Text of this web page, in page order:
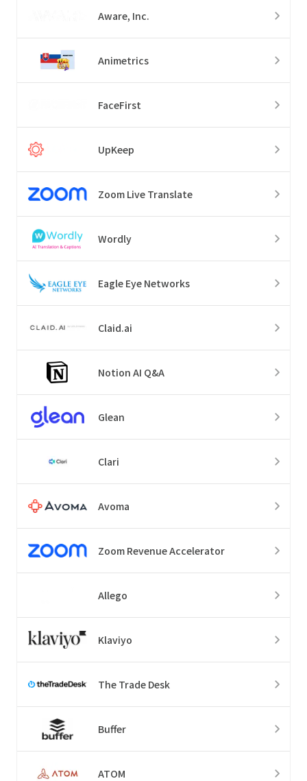
Aware, Inc.
Animetrics
FaceFirst
UpKeep
Zoom Live Translate
Wordly
Eagle Eye Networks
Claid.ai
Notion AI Q&A
Glean
Clari
Avoma
Zoom Revenue Accelerator
Allego
Klaviyo
The Trade Desk
Buffer
ATOM